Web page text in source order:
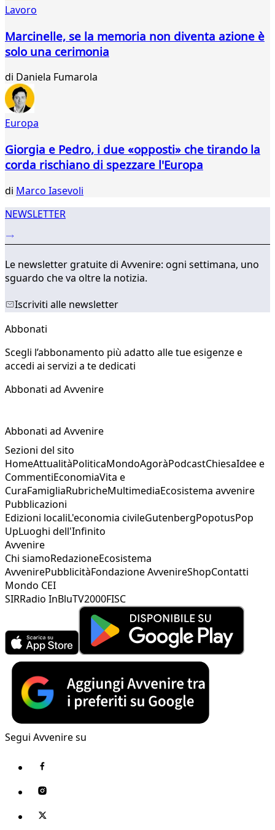
Lavoro
Marcinelle, se la memoria non diventa azione è
solo una cerimonia
di Daniela Fumarola
Europa
Giorgia e Pedro, i due «opposti» che tirando la
corda rischiano di spezzare l'Europa
di Marco Iasevoli
NEWSLETTER
Le newsletter gratuite di Avvenire: ogni settimana, uno
sguardo che va oltre la notizia.
Iscriviti alle newsletter
Abbonati
Scegli l’abbonamento più adatto alle tue esigenze e
accedi ai servizi a te dedicati
Abbonati ad Avvenire
Abbonati ad Avvenire
Sezioni del sito
HomeAttualitàPoliticaMondoAgoràPodcastChiesaIdee e
CommentiEconomiaVita e
CuraFamigliaRubricheMultimediaEcosistema avvenire
Pubblicazioni
Edizioni localiL'economia civileGutenbergPopotusPop
UpLuoghi dell'Infinito
Avvenire
Chi siamoRedazioneEcosistema
AvvenirePubblicitàFondazione AvvenireShopContatti
Mondo CEI
SIRRadio InBluTV2000FISC
Segui Avvenire su